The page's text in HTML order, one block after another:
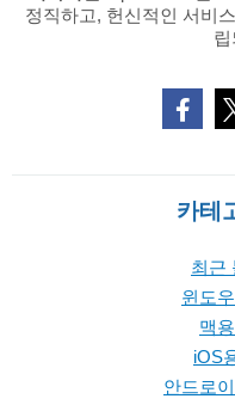
정직하고, 헌신적인 서비
카테
최근
윈도
맥
iOS
안드로